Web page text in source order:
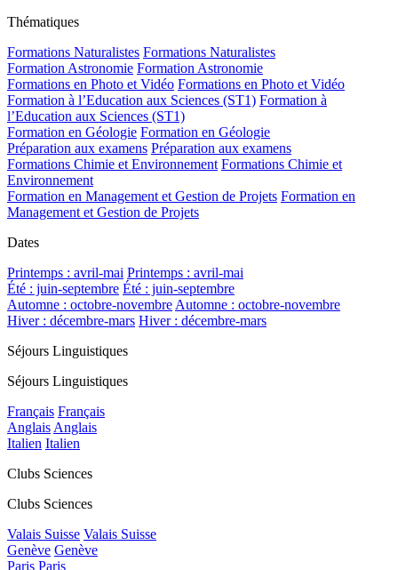
Thématiques
Formations Naturalistes Formations Naturalistes
Formation Astronomie Formation Astronomie
Formations en Photo et Vidéo Formations en Photo et Vidéo
Formation à l’Education aux Sciences (ST1) Formation à
l’Education aux Sciences (ST1)
Formation en Géologie Formation en Géologie
Préparation aux examens Préparation aux examens
Formations Chimie et Environnement Formations Chimie et
Environnement
Formation en Management et Gestion de Projets Formation en
Management et Gestion de Projets
Dates
Printemps : avril-mai Printemps : avril-mai
Été : juin-septembre Été : juin-septembre
Automne : octobre-novembre Automne : octobre-novembre
Hiver : décembre-mars Hiver : décembre-mars
Séjours Linguistiques
Séjours Linguistiques
Français Français
Anglais Anglais
Italien Italien
Clubs Sciences
Clubs Sciences
Valais Suisse Valais Suisse
Genève Genève
Paris Paris